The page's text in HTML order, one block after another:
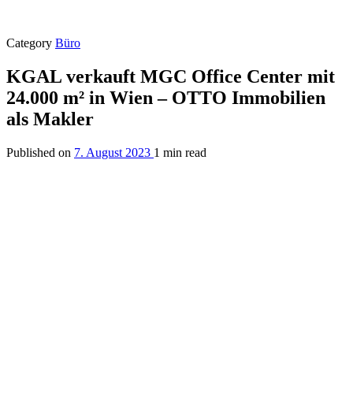
Category Büro
KGAL verkauft MGC Office Center mit
24.000 m² in Wien – OTTO Immobilien
als Makler
Published on 7. August 2023 1 min read